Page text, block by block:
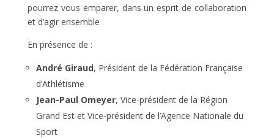
pourrez vous emparer, dans un esprit de collaboration
et d’agir ensemble
En présence de :
André Giraud, Président de la Fédération Française
d’Athlétisme
Jean-Paul Omeyer, Vice-président de la Région
Grand Est et Vice-président de l’Agence Nationale du
Sport